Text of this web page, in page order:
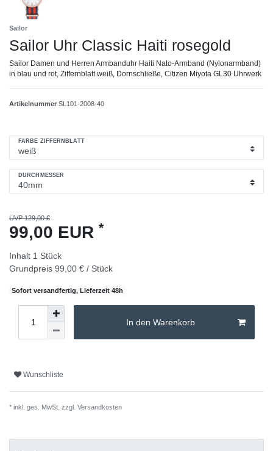
Sailor
Sailor Uhr Classic Haiti rosegold
Sailor Damen und Herren Armbanduhr Haiti Nato-Armband (Nylonarmband)
in blau und rot, Ziffernblatt weiß, Dornschließe, Citizen Miyota GL30 Uhrwerk
Artikelnummer SL101-2008-40
FARBE ZIFFERNBLATT
DURCHMESSER
UVP 129,00 €
99,00 EUR *
Inhalt 1 Stück
Grundpreis 99,00 € / Stück
Sofort versandfertig, Lieferzeit 48h
In den Warenkorb
Wunschliste
* inkl. ges. MwSt. zzgl. Versandkosten